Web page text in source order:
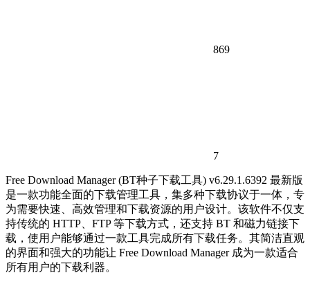
869
7
Free Download Manager (BT种子下载工具) v6.29.1.6392 最新版
是一款功能全面的下载管理工具，集多种下载协议于一体，专
为需要快速、高效管理和下载资源的用户设计。该软件不仅支
持传统的 HTTP、FTP 等下载方式，还支持 BT 和磁力链接下
载，使用户能够通过一款工具完成所有下载任务。其简洁直观
的界面和强大的功能让 Free Download Manager 成为一款适合
所有用户的下载利器。